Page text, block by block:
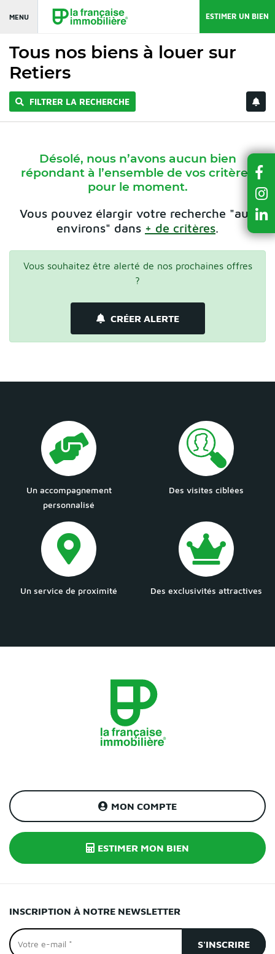
MENU ESTIMER UN BIEN
Tous nos biens à louer sur
Retiers
FILTRER LA RECHERCHE
Désolé, nous n’avons aucun bien
répondant à l’ensemble de vos critères
pour le moment.
Vous pouvez élargir votre recherche "aux
environs" dans + de critères.
Vous souhaitez être alerté de nos prochaines offres
?
CRÉER ALERTE
Un accompagnement
personnalisé
Des visites ciblées
Un service de proximité Des exclusivités attractives
MON COMPTE
ESTIMER MON BIEN
INSCRIPTION À NOTRE NEWSLETTER